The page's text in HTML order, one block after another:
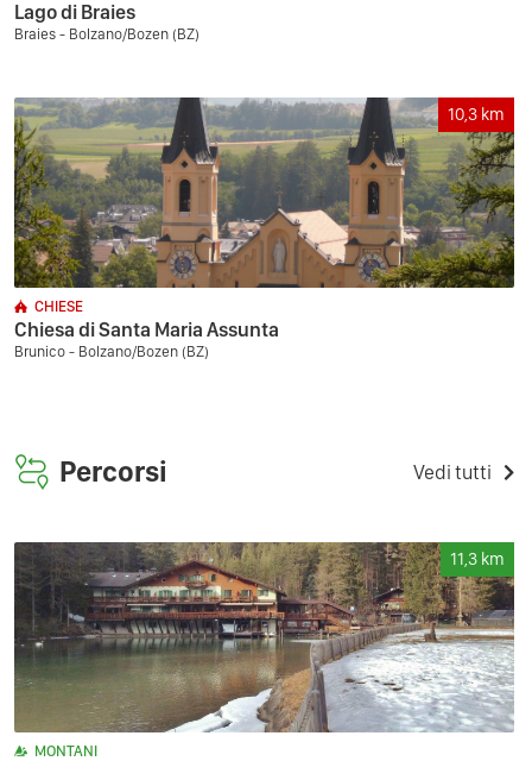
Lago di Braies
Braies - Bolzano/Bozen (BZ)
10,3 km
CHIESE
Chiesa di Santa Maria Assunta
Brunico - Bolzano/Bozen (BZ)
Percorsi Vedi tutti
11,3 km
MONTANI